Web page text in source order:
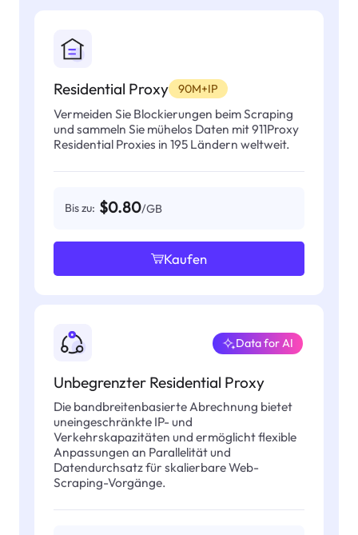
Residential Proxy 90M+IP
Vermeiden Sie Blockierungen beim Scraping
und sammeln Sie mühelos Daten mit 911Proxy
Residential Proxies in 195 Ländern weltweit.
Bis zu: $0.80/GB
Kaufen
Unbegrenzter Residential Proxy
Data for AI
Die bandbreitenbasierte Abrechnung bietet
uneingeschränkte IP- und
Verkehrskapazitäten und ermöglicht flexible
Anpassungen an Parallelität und
Datendurchsatz für skalierbare Web-
Scraping-Vorgänge.